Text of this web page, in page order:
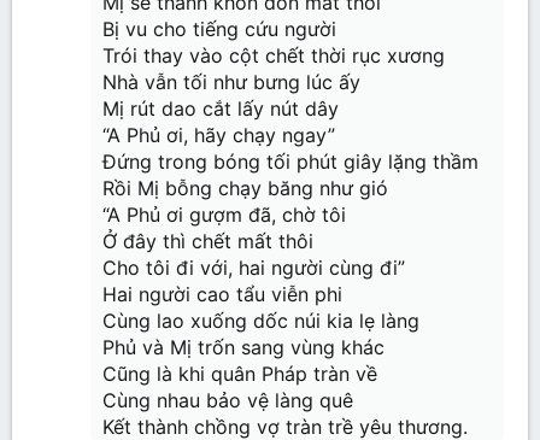
Bị vu cho tiếng cứu người
Trói thay vào cột chết thời rục xương
Nhà vẫn tối như bưng lúc ấy
Mị rút dao cắt lấy nút dây
“A Phủ ơi, hãy chạy ngay”
Đứng trong bóng tối phút giây lặng thầm
Rồi Mị bỗng chạy băng như gió
“A Phủ ơi gượm đã, chờ tôi
Ở đây thì chết mất thôi
Cho tôi đi với, hai người cùng đi”
Hai người cao tẩu viễn phi
Cùng lao xuống dốc núi kia lẹ làng
Phủ và Mị trốn sang vùng khác
Cũng là khi quân Pháp tràn về
Cùng nhau bảo vệ làng quê
Kết thành chồng vợ tràn trề yêu thương.